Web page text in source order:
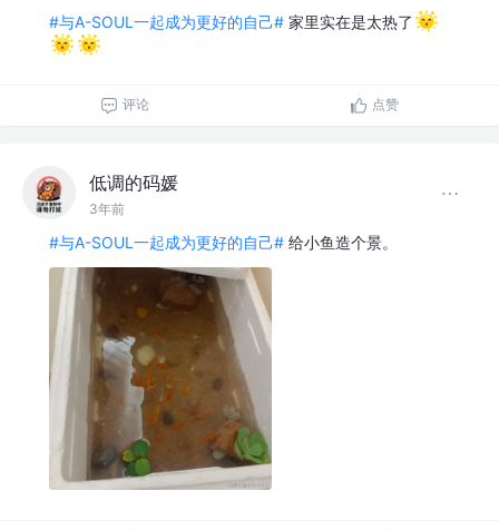
#与A-SOUL一起成为更好的自己# 家里实在是太热了
评论 点赞
低调的码媛
3年前
#与A-SOUL一起成为更好的自己# 给小鱼造个景。